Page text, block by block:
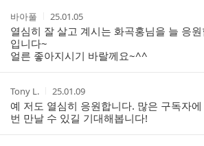
작
성
자
바아풀
작
성
시
간
25.01.05
열심히 잘 살고 계시는 화곡홍님을 늘 응
입니다~
얼른 좋아지시기 바랄께요~^^
작
성
자
Tony L.
작
성
시
간
25.01.09
예 저도 열심히 응원합니다. 많은 구독자
번 만날 수 있길 기대해봅니다!